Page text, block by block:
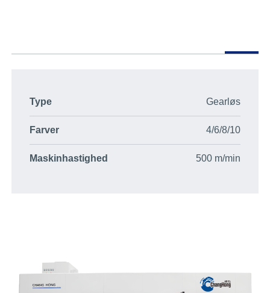
Type Gearløs
Farver 4/6/8/10
Maskinhastighed 500 m/min